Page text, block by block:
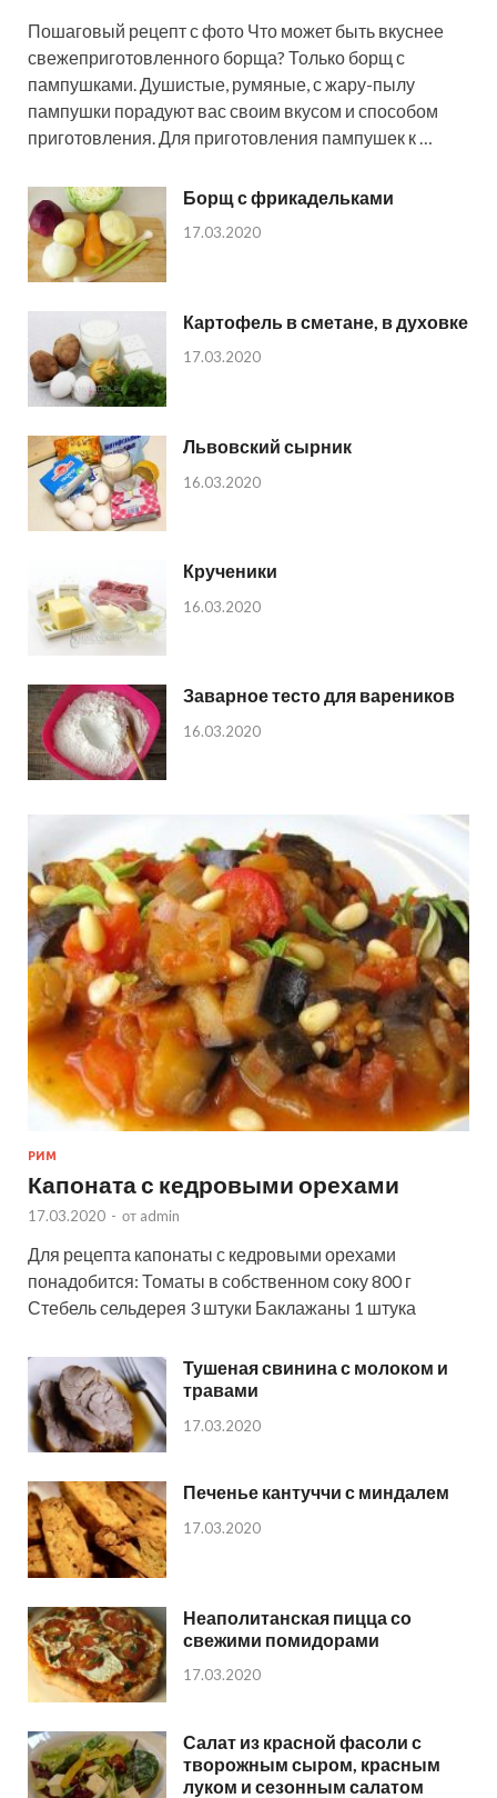
Пошаговый рецепт с фото Что может быть вкуснее
свежеприготовленного борща? Только борщ с
пампушками. Душистые, румяные, с жару-пылу
пампушки порадуют вас своим вкусом и способом
приготовления. Для приготовления пампушек к …
Борщ с фрикадельками
17.03.2020
Картофель в сметане, в духовке
17.03.2020
Львовский сырник
16.03.2020
Крученики
16.03.2020
Заварное тесто для вареников
16.03.2020
РИМ
Капоната с кедровыми орехами
17.03.2020 - от admin
Для рецепта капонаты с кедровыми орехами
понадобится: Томаты в собственном соку 800 г
Стебель сельдерея 3 штуки Баклажаны 1 штука
Тушеная свинина с молоком и
травами
17.03.2020
Печенье кантуччи с миндалем
17.03.2020
Неаполитанская пицца со
свежими помидорами
17.03.2020
Салат из красной фасоли с
творожным сыром, красным
луком и сезонным салатом